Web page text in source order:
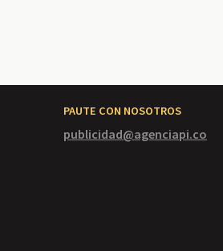
PAUTE CON NOSOTROS
publicidad@agenciapi.co